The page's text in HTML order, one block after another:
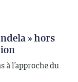
» hors
à l’approche du